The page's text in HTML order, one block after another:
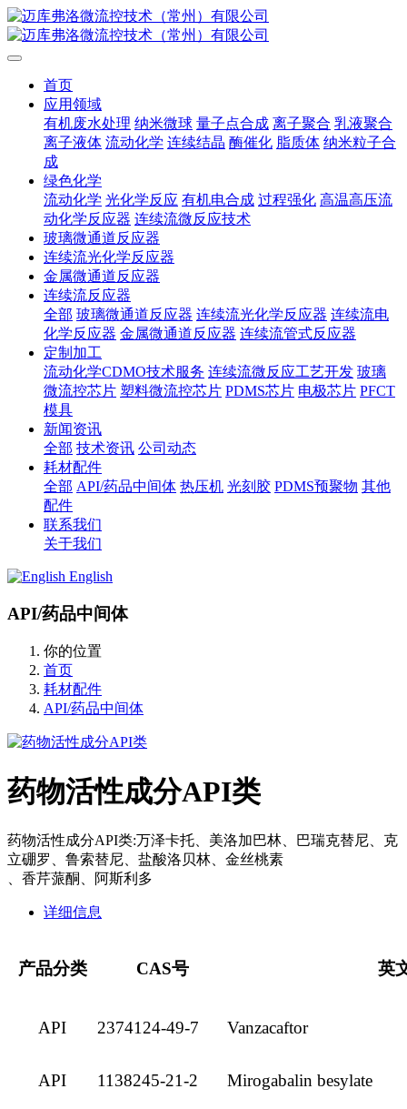
首页
应用领域
有机废水处理 纳米微球 量子点合成 离子聚合 乳液聚合
离子液体 流动化学 连续结晶 酶催化 脂质体 纳米粒子合
成
绿色化学
流动化学 光化学反应 有机电合成 过程强化 高温高压流
动化学反应器 连续流微反应技术
玻璃微通道反应器
连续流光化学反应器
金属微通道反应器
连续流反应器
全部 玻璃微通道反应器 连续流光化学反应器 连续流电
化学反应器 金属微通道反应器 连续流管式反应器
定制加工
流动化学CDMO技术服务 连续流微反应工艺开发 玻璃
微流控芯片 塑料微流控芯片 PDMS芯片 电极芯片 PFCT
模具
新闻资讯
全部 技术资讯 公司动态
耗材配件
全部 API/药品中间体 热压机 光刻胶 PDMS预聚物 其他
配件
联系我们
关于我们
English
API/药品中间体
你的位置
首页
耗材配件
API/药品中间体
药物活性成分API类
药物活性成分API类:万泽卡托、美洛加巴林、巴瑞克替尼、克
立硼罗、鲁索替尼、盐酸洛贝林、金丝桃素
、香芹蒎酮、阿斯利多
详细信息
产品分类 CAS号 英
API 2374124-49-7 Vanzacaftor
API 1138245-21-2 Mirogabalin besylate